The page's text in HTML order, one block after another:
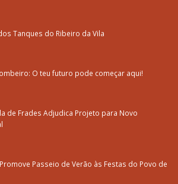
Tanques do Ribeiro da Vila
O teu futuro pode começar aqui!
de Frades Adjudica Projeto para Novo
Passeio de Verão às Festas do Povo de